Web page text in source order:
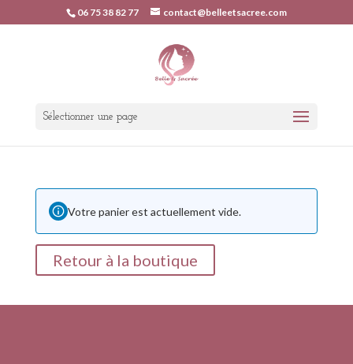
06 75 38 82 77 contact@belleetsacree.com
Sélectionner une page
Votre panier est actuellement vide.
Retour à la boutique